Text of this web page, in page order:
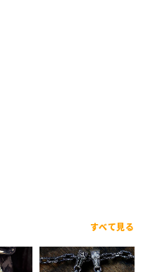
すべて見る